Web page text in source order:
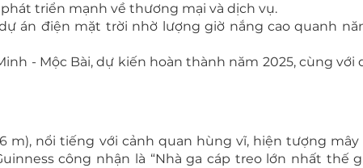
triển mạnh về thương mại và dịch vụ.
án điện mặt trời nhờ lượng giờ nắng cao quanh
- Mộc Bài, dự kiến hoàn thành năm 2025, cùng với
m), nổi tiếng với cảnh quan hùng vĩ, hiện tượng mây
công nhận là “Nhà ga cáp treo lớn nhất thế